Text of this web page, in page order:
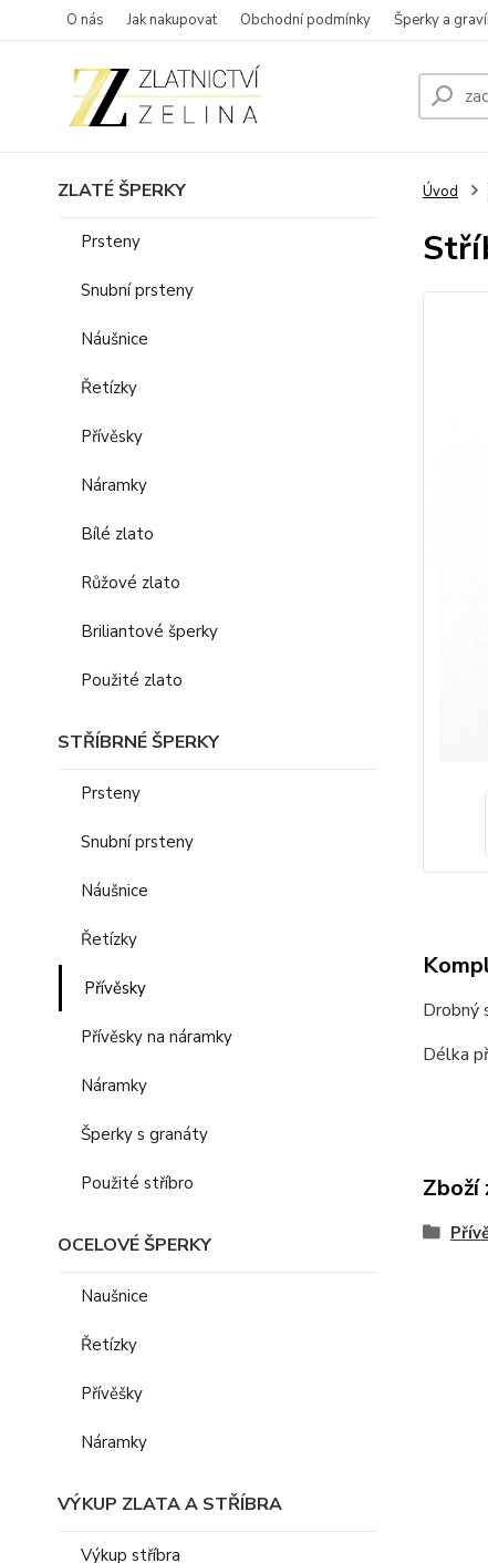
O nás Jak nakupovat Obchodní podmínky Šperky a
ZLATÉ ŠPERKY
Prsteny
Snubní prsteny
Náušnice
Řetízky
Přívěsky
Náramky
Bílé zlato
Růžové zlato
Briliantové šperky
Použité zlato
STŘÍBRNÉ ŠPERKY
Prsteny
Snubní prsteny
Náušnice
Řetízky
Přívěsky
Přívěsky na náramky
Náramky
Šperky s granáty
Použité stříbro
OCELOVÉ ŠPERKY
Naušnice
Řetízky
Přívěšky
Náramky
VÝKUP ZLATA A STŘÍBRA
Výkup stříbra
Úvod
Drobný
Délka
Zboží